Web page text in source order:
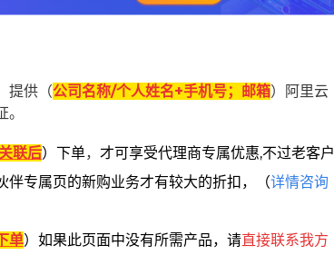
提供（公司名称/个人姓名+手机号；邮箱）阿里云
联后） 下单， 才可享受代理商专属优惠,不过老客户
专属页的新购业务才有较大的折扣，
（详情咨询
单） 如果此页面中没有所需产品，请直接联系我方